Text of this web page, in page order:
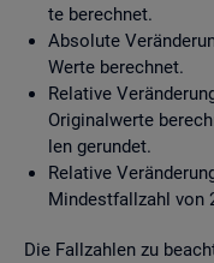
te be­rech­net.
Ab­so­lu­te
Werte be­rech­net.
Re­la­ti­ve
Ori­gi­nal­wer­te
len ge­run­det.
Re­la­ti­ve
Min­dest­fall­zahl von
Die Fall­zah­len zu